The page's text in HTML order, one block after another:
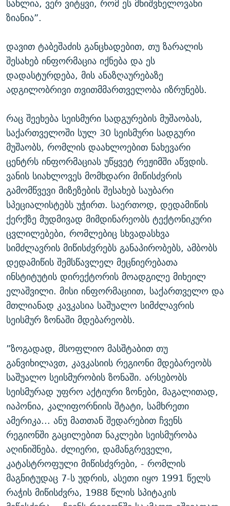
სახლია, ვერ ვიტყვი, რომ ეს მნიშვნელოვანი
ზიანია”.
დავით ტაბეშაძის განცხადებით, თუ ზარალის
შესახებ ინფორმაცია იქნება და ეს
დადასტურდება, მის ანაზღაურებაზე
ადგილობრივი თვითმმართველობა იზრუნებს.
რაც შეეხება სეისმური სადგურების მუშაობას,
საქართველოში სულ 30 სეისმური სადგური
მუშაობს, რომლის დაახლოებით ნახევარი
ცენტრს ინფორმაციას უწყვეტ რეჟიმში აწვდის.
ვანის სიახლოვეს მომხდარი მიწისძვრის
გამომწვევი მიზეზების შესახებ საუბარი
სპეციალისტებს უჭირთ. საერთოდ, დედამიწის
ქერქზე მუდმივად მიმდინარეობს ტექტონიკური
ცვლილებები, რომლებიც სხვადასხვა
სიმძლავრის მიწისძვრებს განაპირობებს, ამბობს
დედამიწის შემსწავლელ მეცნიერებათა
ინსტიტუტის დირექტორის მოადგილე მიხეილ
ელაშვილი. მისი ინფორმაციით, საქართველო და
მთლიანად კავკასია საშუალო სიმძლავრის
სეისმურ ზონაში მდებარეობს.
”ზოგადად, მსოფლიო მასშტაბით თუ
განვიხილავთ, კავკასიის რეგიონი მდებარეობს
საშუალო სეისმურობის ზონაში. არსებობს
სეისმურად უფრო აქტიური ზონები, მაგალითად,
იაპონია, კალიფორნიის შტატი, სამხრეთი
ამერიკა... ანუ მათთან შედარებით ჩვენს
რეგიონში გაცილებით ნაკლები სეისმურობა
აღინიშნება. ძლიერი, დამანგრეველი,
კატასტროფული მიწისძვრები, - რომლის
მაგნიტუდაც 7-ს უდრის, ასეთი იყო 1991 წელს
რაჭის მიწისძვრა, 1988 წლის სპიტაკის